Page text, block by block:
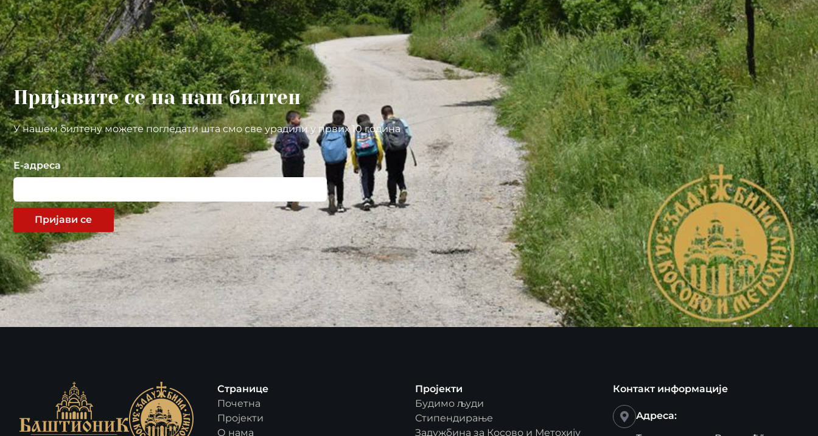
Пријавите се на наш билтен
У нашем билтену можете погледати шта смо све урадили у првих 10 година
Е-адреса
Пријави се
Странице
Почетна
Пројекти
О нама
Пројекти
Будимо људи
Стипендирање
Задужбина за Косово и Метохију
Контакт информације
Адреса: